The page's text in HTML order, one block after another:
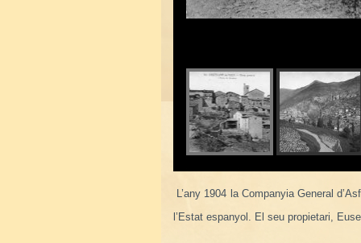
L’any 1904 la Companyia General
l’Estat espanyol. El seu propietari,